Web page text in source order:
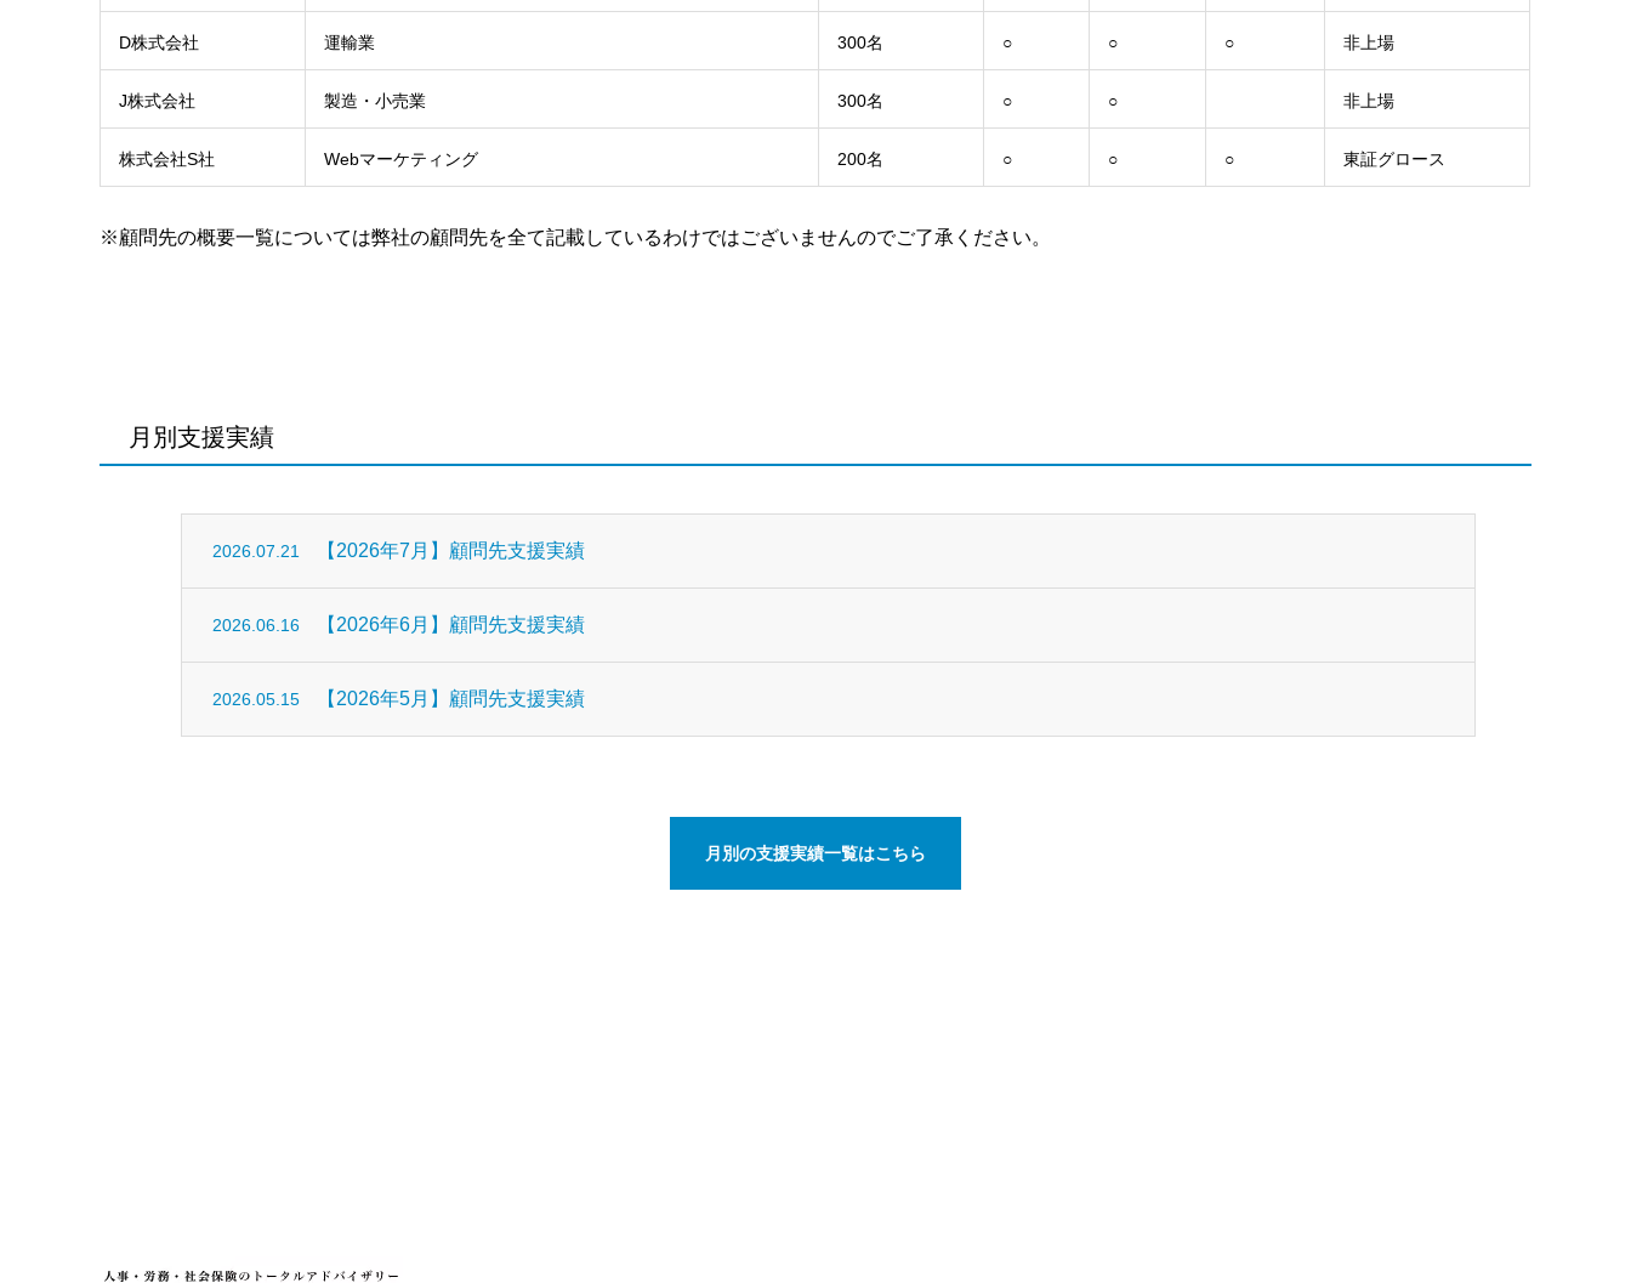
D株式会社 運輸業 300名 ○ ○ ○ 非上場
J株式会社 製造・小売業 300名 ○ ○ 非上場
株式会社S社 Webマーケティング 200名 ○ ○ ○ 東証グロース
※顧問先の概要一覧については弊社の顧問先を全て記載しているわけではございませんのでご了承ください。
月別支援実績
2026.07.21 【2026年7月】顧問先支援実績
2026.06.16 【2026年6月】顧問先支援実績
2026.05.15 【2026年5月】顧問先支援実績
月別の支援実績一覧はこちら